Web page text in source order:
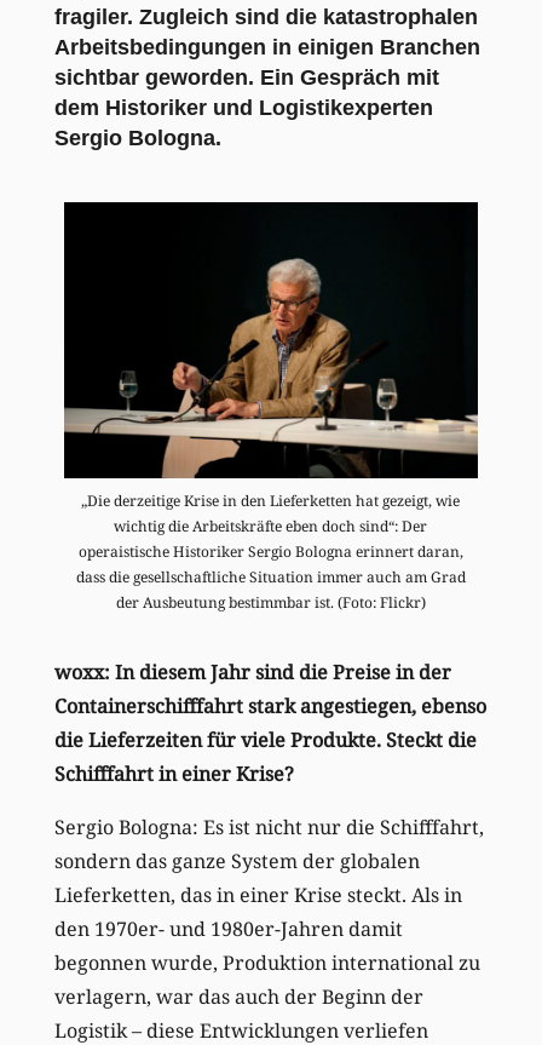
fragiler. Zugleich sind die katastrophalen
Arbeitsbedingungen in einigen Branchen
sichtbar geworden. Ein Gespräch mit
dem Historiker und Logistikexperten
Sergio Bologna.
„Die derzeitige Krise in den Lieferketten hat gezeigt, wie
wichtig die Arbeitskräfte eben doch sind“: Der
operaistische Historiker Sergio Bologna erinnert daran,
dass die gesellschaftliche Situation immer auch am Grad
der Ausbeutung bestimmbar ist. (Foto: Flickr)
woxx: In diesem Jahr sind die Preise in der
Containerschifffahrt stark angestiegen, ebenso
die Lieferzeiten für viele Produkte. Steckt die
Schifffahrt in einer Krise?
Sergio Bologna: Es ist nicht nur die Schifffahrt,
sondern das ganze System der globalen
Lieferketten, das in einer Krise steckt. Als in
den 1970er- und 1980er-Jahren damit
begonnen wurde, Produktion international zu
verlagern, war das auch der Beginn der
Logistik – diese Entwicklungen verliefen